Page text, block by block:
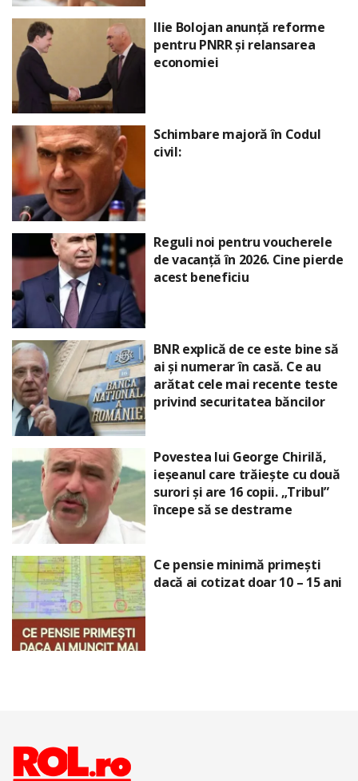
Ilie Bolojan anunță reforme
pentru PNRR și relansarea
economiei
Schimbare majoră în Codul
civil:
Reguli noi pentru voucherele
de vacanță în 2026. Cine pierde
acest beneficiu
BNR explică de ce este bine să
ai și numerar în casă. Ce au
arătat cele mai recente teste
privind securitatea băncilor
Povestea lui George Chirilă,
ieșeanul care trăiește cu două
surori și are 16 copii. „Tribul”
începe să se destrame
Ce pensie minimă primești
dacă ai cotizat doar 10 – 15 ani